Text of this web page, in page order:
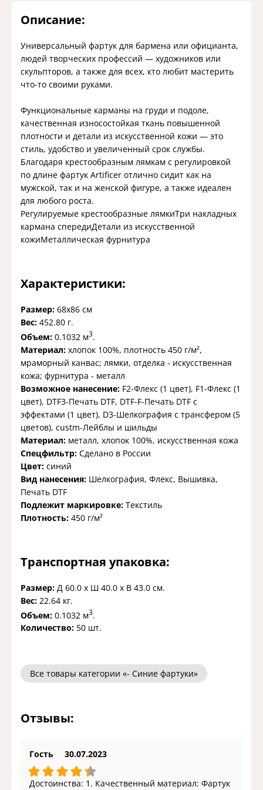
Описание:
Универсальный фартук для бармена или официанта,
людей творческих профессий — художников или
скульпторов, а также для всех, кто любит мастерить
что-то своими руками.
Функциональные карманы на груди и подоле,
качественная износостойкая ткань повышенной
плотности и детали из искусственной кожи — это
стиль, удобство и увеличенный срок службы.
Благодаря крестообразным лямкам с регулировкой
по длине фартук Artificer отлично сидит как на
мужской, так и на женской фигуре, а также идеален
для любого роста.
Регулируемые крестообразные лямкиТри накладных
кармана спередиДетали из искусственной
кожиМеталлическая фурнитура
Характеристики:
Размер: 68х86 см
Вес: 452.80 г.
Объем: 0.1032 м3.
Материал: хлопок 100%, плотность 450 г/м²,
мраморный канвас; лямки, отделка - искусственная
кожа; фурнитура - металл
Возможное нанесение: F2-Флекс (1 цвет), F1-Флекс (1
цвет), DTF3-Печать DTF, DTF-F-Печать DTF с
эффектами (1 цвет), D3-Шелкография с трансфером (5
цветов), custm-Лейблы и шильды
Материал: металл, хлопок 100%, искусственная кожа
Спецфильтр: Сделано в России
Цвет: синий
Вид нанесения: Шелкография, Флекс, Вышивка,
Печать DTF
Подлежит маркировке: Текстиль
Плотность: 450 г/м²
Транспортная упаковка:
Размер: Д 60.0 x Ш 40.0 x В 43.0 см.
Вес: 22.64 кг.
Объем: 0.1032 м3.
Количество: 50 шт.
Все товары категории «- Синие фартуки»
Отзывы:
Гость 30.07.2023
Достоинства: 1. Качественный материал: Фартук